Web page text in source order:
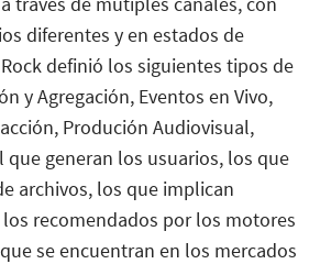
diferentes y en estados de
definió los siguientes tipos de
y Agregación, Eventos en Vivo,
Produción Audiovisual,
que generan los usuarios, los que
archivos, los que implican
recomendados por los motores
se encuentran en los mercados